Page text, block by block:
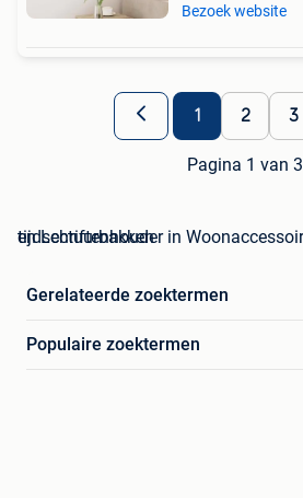
Bezoek website
1 2 3
Pagina 1 van 3
tijdschriftenhouder in Woonaccessoires | Krantenbakken en Lectuurbakken
Gerelateerde zoektermen
Populaire zoektermen